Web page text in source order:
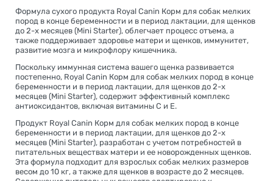
Формула сухого продукта Royal Canin Корм для собак мелких
пород в конце беременности и в период лактации, для щенков
до 2-х месяцев (Mini Starter), облегчает процесс отъема, а
также поддерживает здоровье матери и щенков, иммунитет,
развитие мозга и микрофлору кишечника.
Поскольку иммунная система вашего щенка развивается
постепенно, Royal Canin Корм для собак мелких пород в конце
беременности и в период лактации, для щенков до 2-х
месяцев (Mini Starter), содержит эффективный комплекс
антиоксидантов, включая витамины С и Е.
Продукт Royal Canin Корм для собак мелких пород в конце
беременности и в период лактации, для щенков до 2-х
месяцев (Mini Starter), разработан с учетом потребностей в
питательных веществах матери и ее новорожденных щенков.
Эта формула подходит для взрослых собак мелких размеров
весом до 10 кг, а также для щенков в возрасте до 2 месяцев.